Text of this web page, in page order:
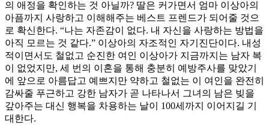
의 애정을 확인하는 것 아닐까? 딸은 커가면서 엄마 이상아의
아픔까지 사랑하고 이해해주는 베스트 프렌드가 되어줄 것으
로 확신한다. “나는 자존감이 없다. 내 자신을 사랑하는 방법을
아직 모르는 것 같다.” 이상아의 자조적인 자기진단이다. 내성
적이면서도 철없고 순진한 여인 이상아가 지금까지는 남자 복
이 없었지만, 세 번의 이혼을 통해 충분히 예방주사를 맞았기
에 앞으로 아름답고 예쁘지만 약하고 철없는 이 여인을 완전히
감싸줄 푸근하고 강한 남자가 곧 나타나서 그녀의 남은 빚을
갚아주는 대신 행복을 차용하는 날이 100세까지 이어지길 기
대한다.